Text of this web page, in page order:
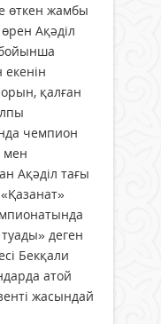
өткен жамбы
Ақәділ
орын, қалған
чемпион
мен
Ақәділ тағы
деген
Бекқали
атой
жасындай